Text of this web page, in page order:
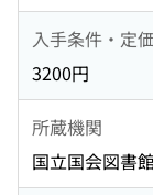
入手条件・定
3200円
所蔵機関
国立国会図書